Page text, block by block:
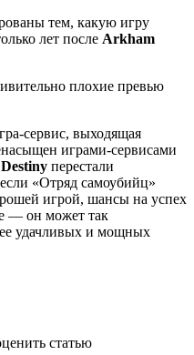
тем, какую игру
лет после Arkham
плохие превью
сервис, выходящая
играми-сервисами
Destiny перестали
«Отряд самоубийц»
игрой, шансы на успех
— он может так
удачливых и мощных
статью